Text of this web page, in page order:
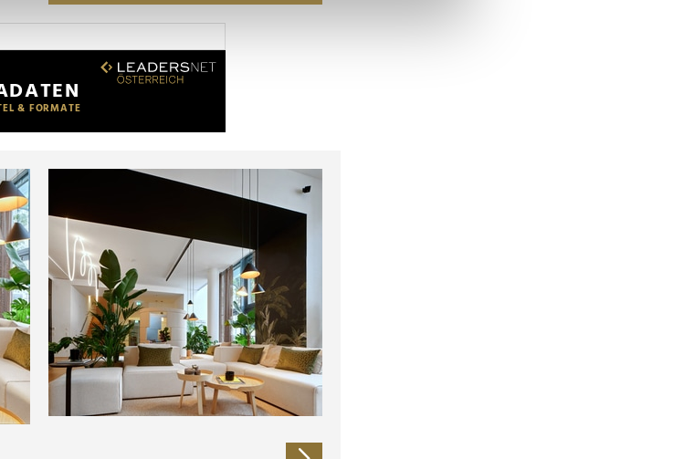
Funktionen für soziale Medien anbieten zu können
und Analysen weiter. Unsere Partner führen diese Informationen
ihnen bereitgestellt haben oder die sie im Rahmen Ihrer Nutzung